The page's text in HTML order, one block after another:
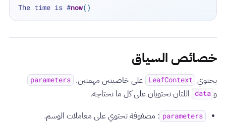
The time is #now()
خصائص السياق
يحتوي LeafContext على خاصيتين مهمتين. parameters
و data اللتان تحتويان على كل ما نحتاجه.
parameters : مصفوفة تحتوي على معاملات الوسم.